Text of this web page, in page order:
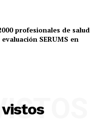
profesionales de salud
SERUMS en